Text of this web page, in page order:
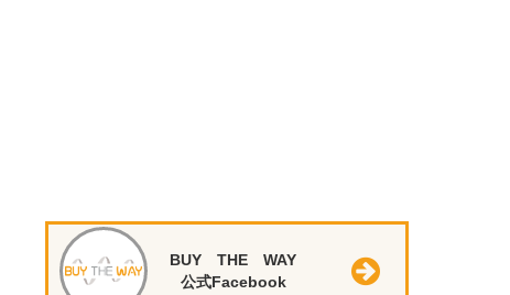
BUY THE WAY
公式Facebook